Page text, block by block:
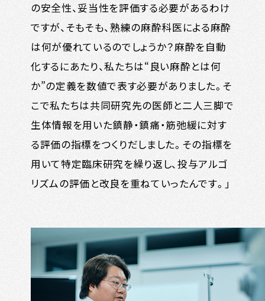
の安全性、妥当性を評価する必要があるわけ
ですが、そもそも、熟練の麻酔科医による麻酔
は何が優れているのでしょうか？麻酔を自動
化するにあたり、私たちは“良い麻酔とは何
か”の定義を数値で表す必要がありました。そ
こで私たちは共同研究先の医師と二人三脚で
生体情報を用いた鎮静・鎮痛・筋弛緩に対す
る評価の指標をつくりだしました。その指標を
用いて特定臨床研究を繰り返し、投与アルゴ
リズムの評価と改良を重ねていったんです。」